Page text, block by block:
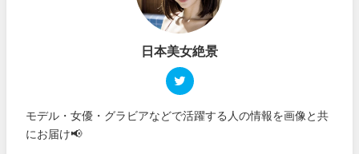
日本美女絶景
モデル・女優・グラビアなどで活躍する人の情報を画像と共
にお届け📢